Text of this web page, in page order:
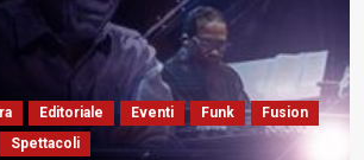
Editoriale Eventi Funk
Fusion
Spettacoli